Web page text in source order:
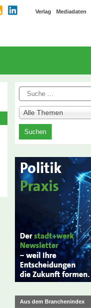
Verlag Mediadaten
Suche
Alle Themen
Aus dem Branchenindex